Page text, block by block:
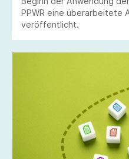
PPWR eine überarbeitete
veröffentlicht.